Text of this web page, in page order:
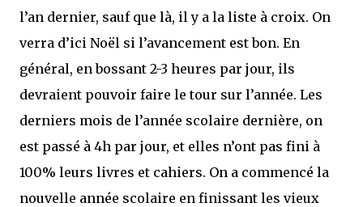
l’an dernier, sauf que là, il y a la liste à croix. On
verra d’ici Noël si l’avancement est bon. En
général, en bossant 2-3 heures par jour, ils
devraient pouvoir faire le tour sur l’année. Les
derniers mois de l’année scolaire dernière, on
est passé à 4h par jour, et elles n’ont pas fini à
100% leurs livres et cahiers. On a commencé la
nouvelle année scolaire en finissant les vieux